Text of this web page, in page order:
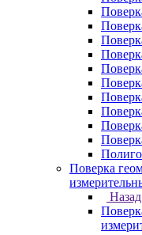
Поверка
Назад